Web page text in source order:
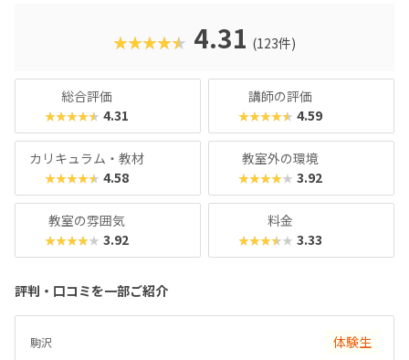
さまにおすすめです。理科実験教室といえば「理系」「男の
子」のイメージが強いですが、直営教室では男女半々〜女の
らず、子どもの好奇心の芽を養い、身近なテーマを通して思
考力を育めるスクールと言えるでしょう。
★★★★★ 4.31 (123件)
総合評価
★★★★★ 4.31
講師の評価
★★★★★ 4.59
カリキュラム・教材
★★★★★ 4.58
教室外の環境
★★★★★ 3.92
教室の雰囲気
★★★★★ 3.92
料金
★★★★★ 3.33
評判・口コミを一部ご紹介
駒沢 体験生